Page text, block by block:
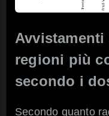
regioni più
secondo i
Secondo quanto